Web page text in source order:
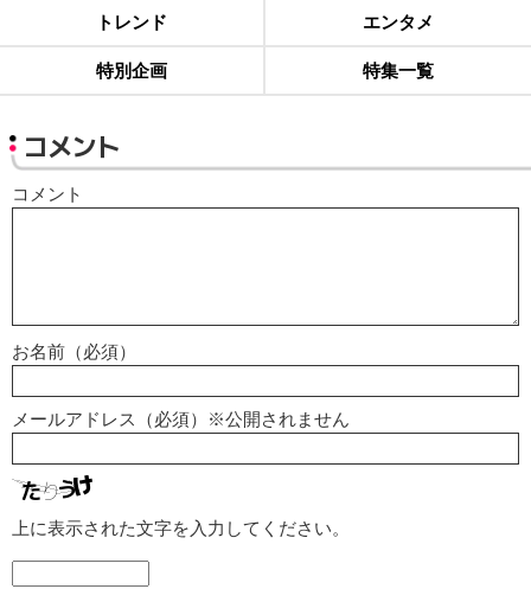
トレンド エンタメ
特別企画 特集一覧
コメント
コメント
お名前（必須）
メールアドレス（必須）※公開されません
上に表示された文字を入力してください。